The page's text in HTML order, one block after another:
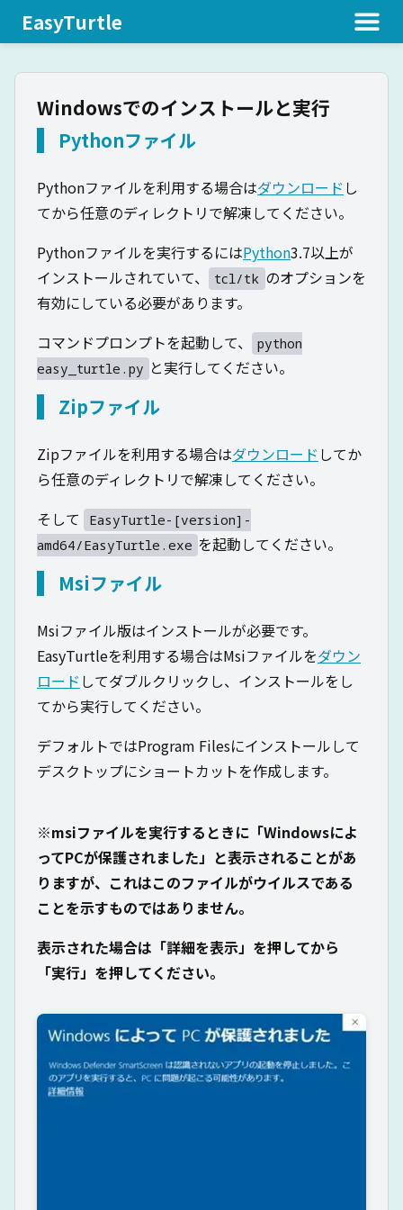
EasyTurtle
Windowsでのインストールと実行
Pythonファイル
Pythonファイルを利用する場合はダウンロード し
てから任意のディレクトリで解凍してください。
Pythonファイルを実行するにはPython3.7以上が
インストールされていて、
tcl/tk のオプションを
有効にしている必要があります。
コマンドプロンプトを起動して、
python
easy_turtle.py と実行してください。
Zipファイル
Zipファイルを利用する場合はダウンロード してか
ら任意のディレクトリで解凍してください。
そして
EasyTurtle-[version]-
amd64/EasyTurtle.exe を起動してください。
Msiファイル
Msiファイル版はインストールが必要です。
EasyTurtleを利用する場合はMsiファイルをダウン
ロード してダブルクリックし、インストールをし
てから実行してください。
デフォルトではProgram Filesにインストールして
デスクトップにショートカットを作成します。
※msiファイルを実行するときに「Windowsによ
ってPCが保護されました」と表示されることがあ
りますが、これはこのファイルがウイルスである
ことを示すものではありません。
表示された場合は「詳細を表示」を押してから
「実行」を押してください。